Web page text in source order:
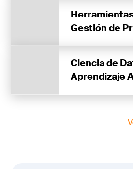
Gestión de
Ciencia de
Aprendizaje